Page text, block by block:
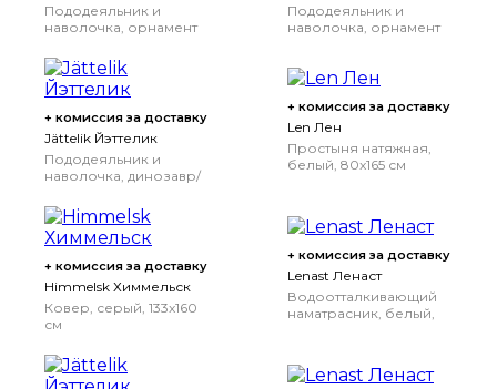
Пододеяльник и
наволочка, орнамент
синий, 150x200/50x70
см
Пододеяльник и
наволочка, орнамент
см
+ комиссия за доставку
Jättelik Йэттелик
Пододеяльник и
наволочка, динозавр/
см
+ комиссия за доставку
Len Лен
Простыня натяжная,
белый, 80x165 см
+ комиссия за доставку
Himmelsk Химмельск
Ковер, серый, 133x160
см
+ комиссия за доставку
Lenast Ленаст
Водоотталкивающий
наматрасник, белый,